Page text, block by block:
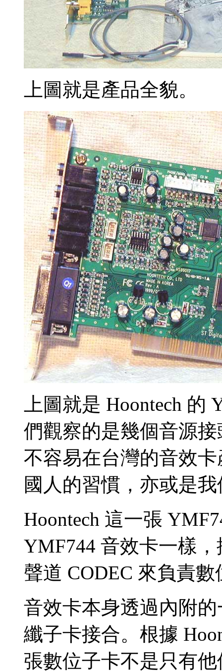
上圖就是產品全貌。
上圖就是 Hoontech
們觀察的是幾個音源
不容易在台灣的音效
國人的習慣，亦或是
Hoontech 這一張
YMF744 音效卡一樣，
聲道 CODEC 來負責
音效卡本身透過內附
纖子卡接合。根據
張數位子卡不是只有